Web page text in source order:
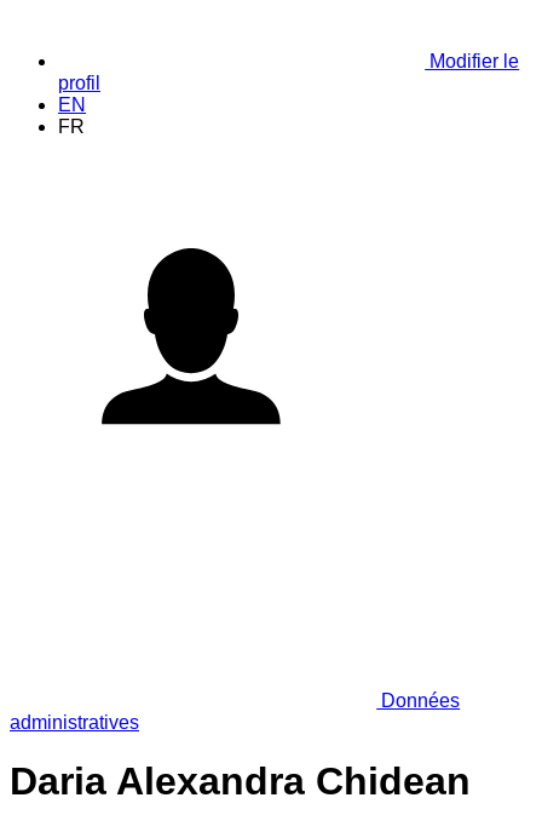
Modifier le
profil
EN
FR
Données
administratives
Daria Alexandra Chidean